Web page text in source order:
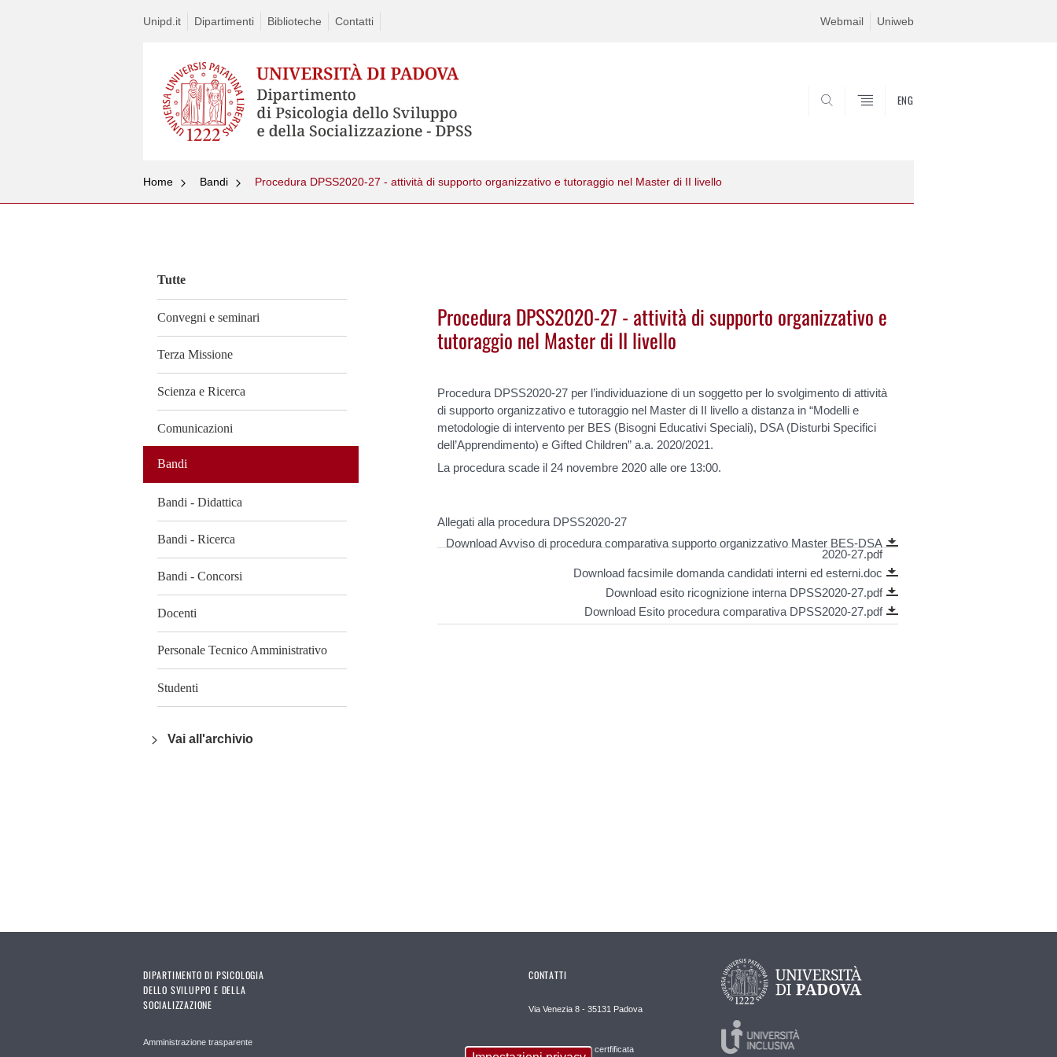
Unipd.it Dipartimenti Biblioteche Contatti Webmail Uniweb
ENG
Home Bandi Procedura DPSS2020-27 - attività di supporto organizzativo e tutoraggio nel Master di II livello
Tutte
Convegni e seminari
Terza Missione
Scienza e Ricerca
Comunicazioni
Bandi
Bandi - Didattica
Bandi - Ricerca
Bandi - Concorsi
Docenti
Personale Tecnico Amministrativo
Studenti
Vai all'archivio
Procedura DPSS2020-27 - attività di supporto organizzativo e
tutoraggio nel Master di II livello
Procedura DPSS2020-27 per l’individuazione di un soggetto per lo svolgimento di attività
di supporto organizzativo e tutoraggio nel Master di II livello a distanza in “Modelli e
metodologie di intervento per BES (Bisogni Educativi Speciali), DSA (Disturbi Specifici
dell’Apprendimento) e Gifted Children” a.a. 2020/2021.
La procedura scade il 24 novembre 2020 alle ore 13:00.
Allegati alla procedura DPSS2020-27
Download Avviso di procedura comparativa supporto organizzativo Master BES-DSA
2020-27.pdf
Download facsimile domanda candidati interni ed esterni.doc
Download esito ricognizione interna DPSS2020-27.pdf
Download Esito procedura comparativa DPSS2020-27.pdf
DIPARTIMENTO DI PSICOLOGIA
DELLO SVILUPPO E DELLA
SOCIALIZZAZIONE
Amministrazione trasparente
CONTATTI
Via Venezia 8 - 35131 Padova
Posta elettronica certfificata